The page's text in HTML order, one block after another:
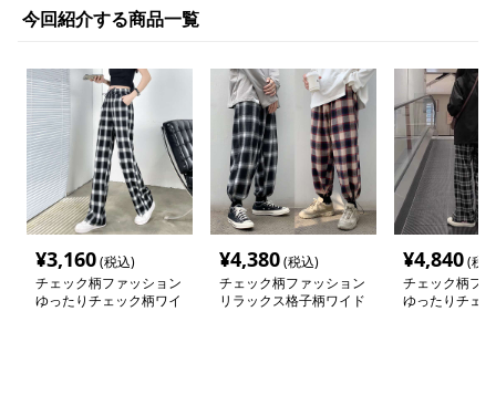
今回紹介する商品一覧
¥3,160(税込)
チェック柄ファッション
ゆったりチェック柄ワイ
¥4,380(税込)
チェック柄ファッション
リラックス格子柄ワイド
¥4,840(税
チェック柄フ
ゆったりチェ